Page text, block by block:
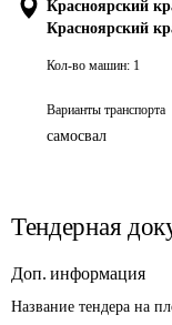
Красноярский
Красноярский
Кол-во машин: 1
Варианты транспорта
самосвал
Тендерная
Доп. информация
Название тендера на